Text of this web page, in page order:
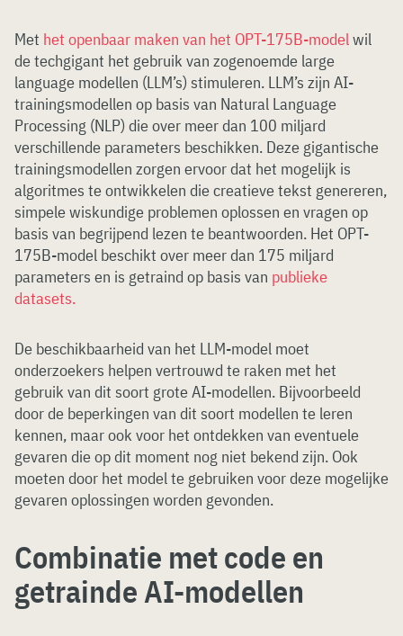
Met het openbaar maken van het OPT-175B-modelwil
de techgigant het gebruik van zogenoemde large
language modellen (LLM’s) stimuleren. LLM’s zijn AI-
trainingsmodellen op basis van Natural Language
Processing (NLP) die over meer dan 100 miljard
verschillende parameters beschikken. Deze gigantische
trainingsmodellen zorgen ervoor dat het mogelijk is
algoritmes te ontwikkelen die creatieve tekst genereren,
simpele wiskundige problemen oplossen en vragen op
basis van begrijpend lezen te beantwoorden. Het OPT-
175B-model beschikt over meer dan 175 miljard
parameters en is getraind op basis van publieke
datasets.
De beschikbaarheid van het LLM-model moet
onderzoekers helpen vertrouwd te raken met het
gebruik van dit soort grote AI-modellen. Bijvoorbeeld
door de beperkingen van dit soort modellen te leren
kennen, maar ook voor het ontdekken van eventuele
gevaren die op dit moment nog niet bekend zijn. Ook
moeten door het model te gebruiken voor deze mogelijke
gevaren oplossingen worden gevonden.
Combinatie met code en
getrainde AI-modellen